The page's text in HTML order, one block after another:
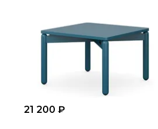
21 200 ₽